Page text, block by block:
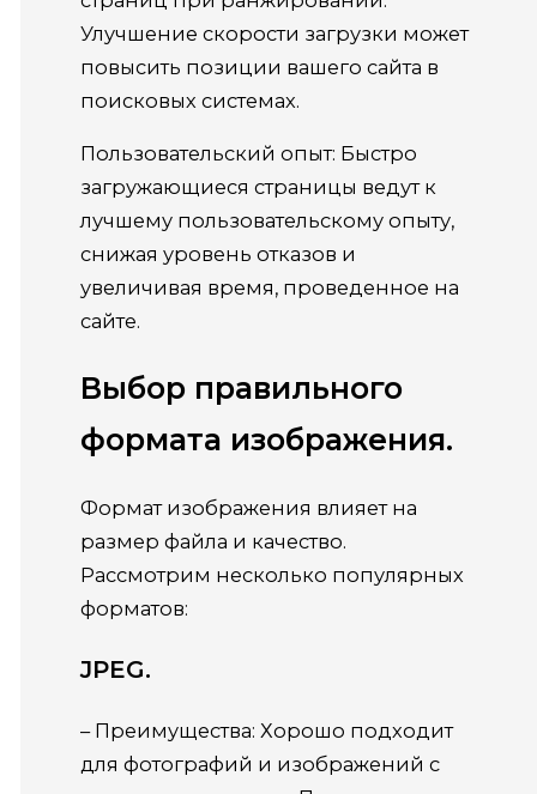
Улучшение скорости загрузки может
повысить позиции вашего сайта в
поисковых системах.
Пользовательский опыт: Быстро
загружающиеся страницы ведут к
лучшему пользовательскому опыту,
снижая уровень отказов и
увеличивая время, проведенное на
сайте.
Выбор правильного
формата изображения.
Формат изображения влияет на
размер файла и качество.
Рассмотрим несколько популярных
форматов:
JPEG.
– Преимущества: Хорошо подходит
для фотографий и изображений с